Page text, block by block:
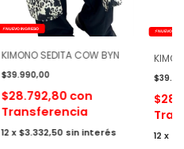
⚡ NUEVO INGRESO
KIMONO SEDITA COW BYN
$39.990,00
$28.792,80 con
Transferencia
12 x $3.332,50 sin interés
⚡ NUEVO
12 x